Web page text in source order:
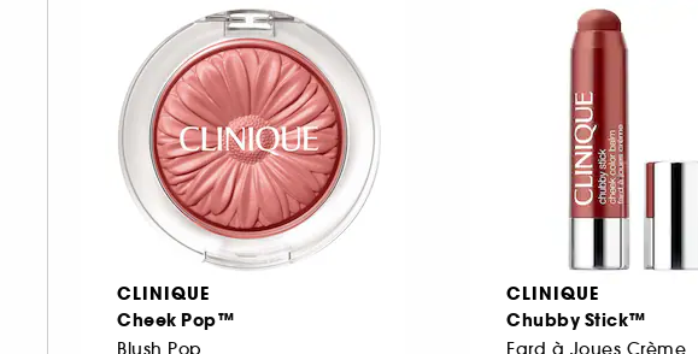
CLINIQUE
Cheek Pop™
Blush Pop
CLINIQUE
Chubby Stick™
Fard à Joues Crème